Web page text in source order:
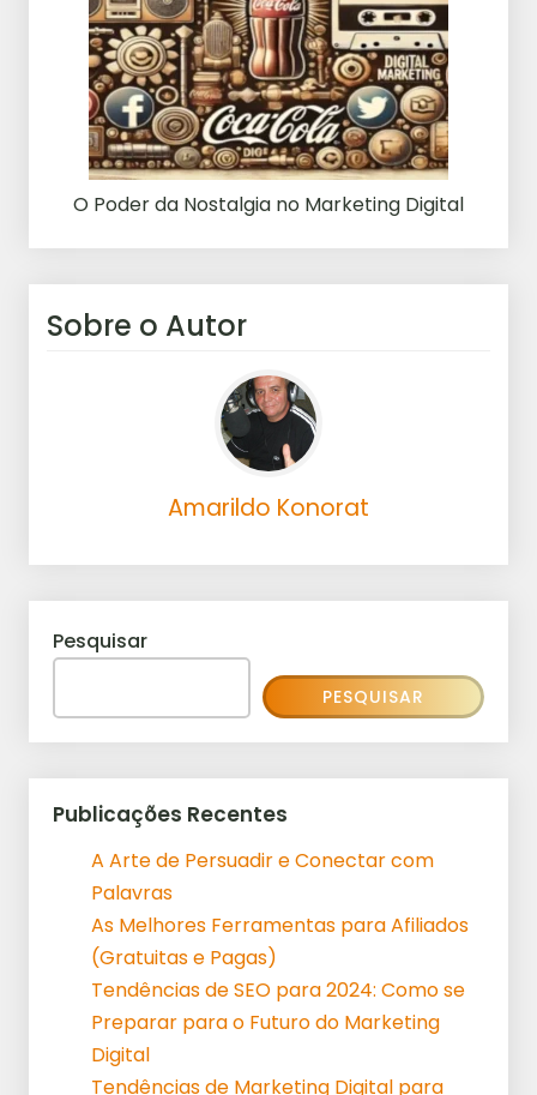
O Poder da Nostalgia no Marketing Digital
Sobre o Autor
Amarildo Konorat
Pesquisar
PESQUISAR
Publicações Recentes
A Arte de Persuadir e Conectar com
Palavras
As Melhores Ferramentas para Afiliados
(Gratuitas e Pagas)
Tendências de SEO para 2024: Como se
Preparar para o Futuro do Marketing
Digital
Tendências de Marketing Digital para